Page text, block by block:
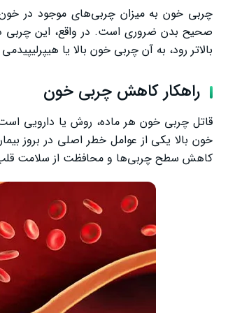
چربی خون به میزان چربی‌های موجود در خون
صحیح بدن ضروری است. در واقع، این چربی
بالاتر رود، به آن چربی خون بالا یا
راهکار کاهش چربی خون
خون بالا یکی از عوامل خطر اصلی در بروز
کاهش سطح چربی‌ها و محافظت از سلامت قلب